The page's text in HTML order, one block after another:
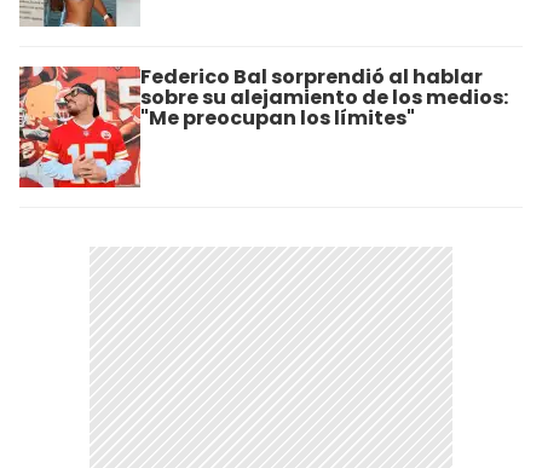
Federico Bal sorprendió al hablar
sobre su alejamiento de los medios:
"Me preocupan los límites"